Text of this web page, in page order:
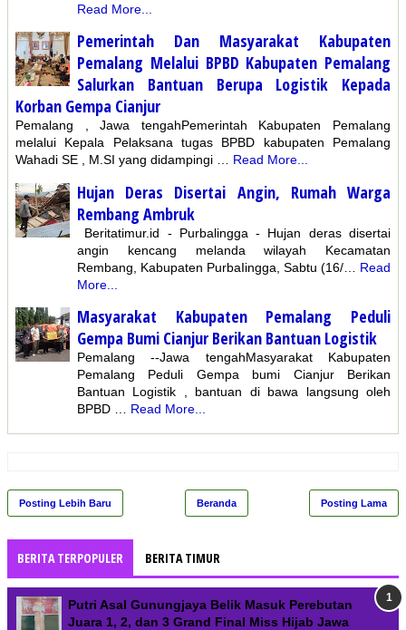
Read More...
Pemerintah Dan Masyarakat Kabupaten
Pemalang Melalui BPBD Kabupaten Pemalang
Salurkan Bantuan Berupa Logistik Kepada
Korban Gempa Cianjur
Pemalang , Jawa tengahPemerintah Kabupaten Pemalang
melalui Kepala Pelaksana tugas BPBD kabupaten Pemalang
Wahadi SE , M.SI yang didampingi … Read More...
Hujan Deras Disertai Angin, Rumah Warga
Rembang Ambruk
Beritatimur.id - Purbalingga - Hujan deras disertai
angin kencang melanda wilayah Kecamatan
Rembang, Kabupaten PurbaIingga, Sabtu (16/…
Read
More...
Masyarakat Kabupaten Pemalang Peduli
Gempa Bumi Cianjur Berikan Bantuan Logistik
Pemalang --Jawa tengahMasyarakat Kabupaten
Pemalang Peduli Gempa bumi Cianjur Berikan
Bantuan Logistik , bantuan di bawa langsung oleh
BPBD … Read More...
Posting Lebih Baru Posting Lama
Beranda
BERITA TERPOPULER BERITA TIMUR
Putri Asal Gunungjaya Belik Masuk Perebutan
Juara 1, 2, dan 3 Grand Final Miss Hijab Jawa